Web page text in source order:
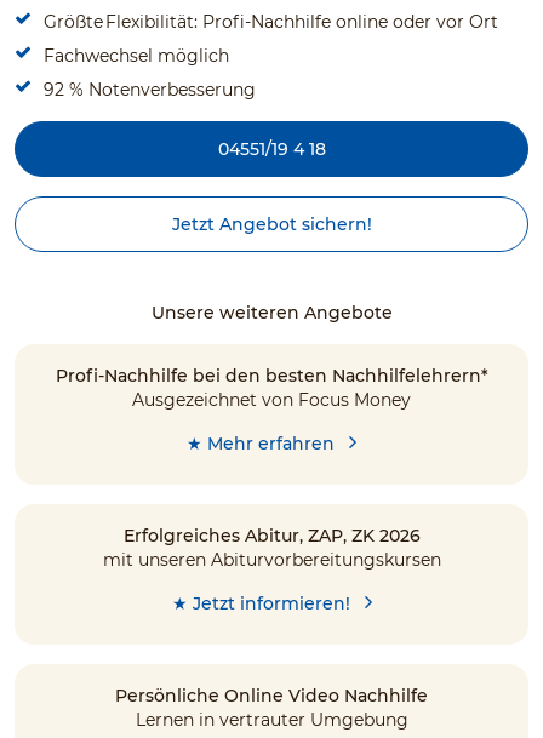
Größte Flexibilität: Profi-Nachhilfe online oder vor Ort
Fachwechsel möglich
92 % Notenverbesserung
04551/19 4 18
Jetzt Angebot sichern!
Unsere weiteren Angebote
Profi-Nachhilfe bei den besten Nachhilfelehrern*
Ausgezeichnet von Focus Money
★ Mehr erfahren
Erfolgreiches Abitur, ZAP, ZK 2026
mit unseren Abiturvorbereitungskursen
★ Jetzt informieren!
Persönliche Online Video Nachhilfe
Lernen in vertrauter Umgebung